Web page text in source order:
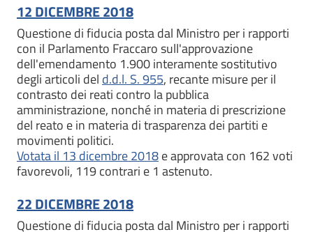
12 DICEMBRE 2018
Questione di fiducia posta dal Ministro per i rapporti
con il Parlamento Fraccaro sull'approvazione
dell'emendamento 1.900 interamente sostitutivo
degli articoli del d.d.l. S. 955, recante misure per il
contrasto dei reati contro la pubblica
amministrazione, nonché in materia di prescrizione
del reato e in materia di trasparenza dei partiti e
movimenti politici.
Votata il 13 dicembre 2018e approvata con 162 voti
favorevoli, 119 contrari e 1 astenuto.
22 DICEMBRE 2018
Questione di fiducia posta dal Ministro per i rapporti